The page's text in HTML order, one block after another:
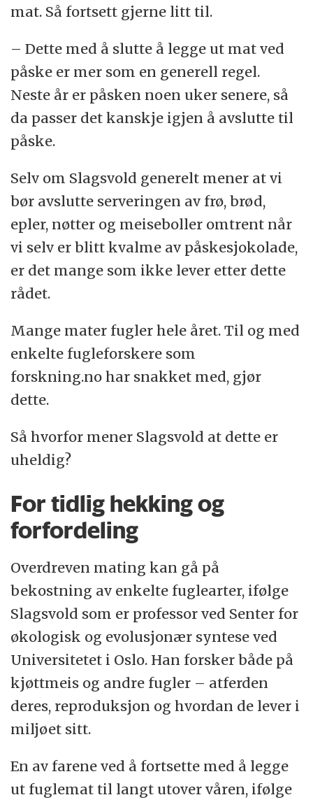
mat. Så fortsett gjerne litt til.
– Dette med å slutte å legge ut mat ved
påske er mer som en generell regel.
Neste år er påsken noen uker senere, så
da passer det kanskje igjen å avslutte til
påske.
Selv om Slagsvold generelt mener at vi
bør avslutte serveringen av frø, brød,
epler, nøtter og meiseboller omtrent når
vi selv er blitt kvalme av påskesjokolade,
er det mange som ikke lever etter dette
rådet.
Mange mater fugler hele året. Til og med
enkelte fugleforskere som
forskning.no har snakket med, gjør
dette.
Så hvorfor mener Slagsvold at dette er
uheldig?
For tidlig hekking og
forfordeling
Overdreven mating kan gå på
bekostning av enkelte fuglearter, ifølge
Slagsvold som er professor ved Senter for
økologisk og evolusjonær syntese ved
Universitetet i Oslo. Han forsker både på
kjøttmeis og andre fugler – atferden
deres, reproduksjon og hvordan de lever i
miljøet sitt.
En av farene ved å fortsette med å legge
ut fuglemat til langt utover våren, ifølge